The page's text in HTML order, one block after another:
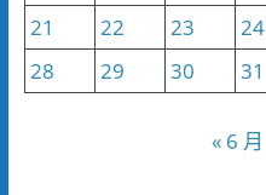
21
22 23 24
28
29 30 31
« 6 月